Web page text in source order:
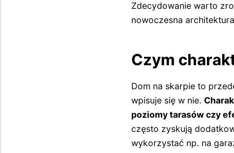
Zdecydowanie warto
nowoczesna
Czym
Dom na skarpie to
wpisuje się w nie.
poziomy tarasów czy
często zyskują
wykorzystać np. na